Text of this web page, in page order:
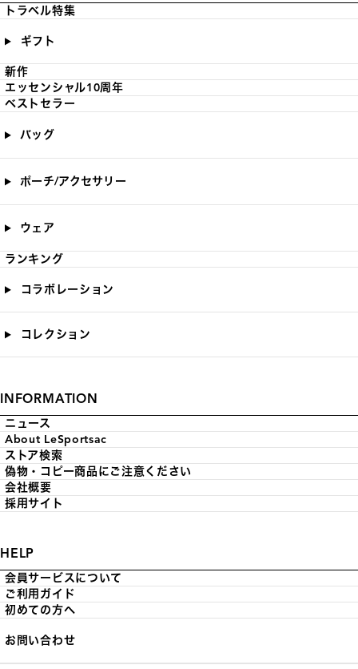
トラベル特集
ギフト
新作
エッセンシャル10周年
ベストセラー
バッグ
ポーチ/アクセサリー
ウェア
ランキング
コラボレーション
コレクション
INFORMATION
ニュース
About LeSportsac
ストア検索
偽物・コピー商品にご注意ください
会社概要
採用サイト
HELP
会員サービスについて
ご利用ガイド
初めての方へ
お問い合わせ